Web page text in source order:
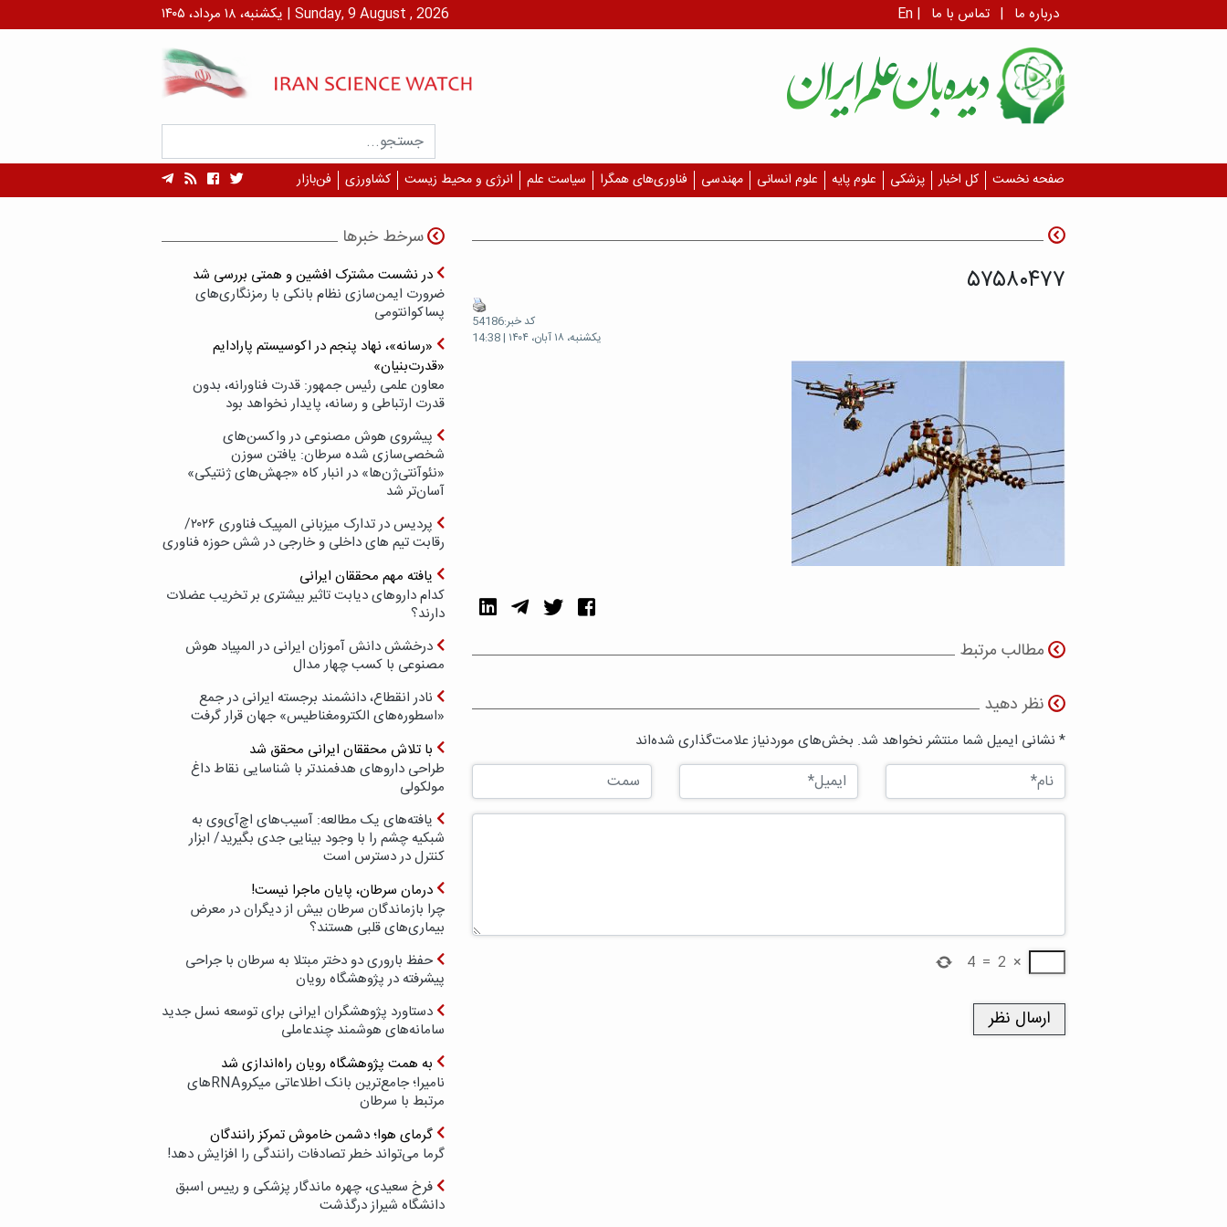
یکشنبه، ۱۸ مرداد، ۱۴۰۵ | Sunday, 9 August , 2026 En | درباره ما | تماس با ما
صفحه نخست کل اخبار پزشکی علوم پایه علوم انسانی مهندسی فناوری‌های همگرا سیاست علم انرژی و محیط زیست کشاورزی فن‌بازار
۵۷۵۸۰۴۷۷
کد خبر:54186
یکشنبه، ۱۸ آبان، ۱۴۰۴ | 14:38
مطالب مرتبط
نظر دهید
* نشانی ایمیل شما منتشر نخواهد شد. بخش‌های موردنیاز علامت‌گذاری شده‌اند
×
2
=
4
سرخط خبرها
در نشست مشترک افشین و همتی بررسی شد
ضرورت ایمن‌سازی نظام بانکی با رمزنگاری‌های
پسا‌کوانتومی
«رسانه»، نهاد پنجم در اکوسیستم پارادایم
«قدرت‌بنیان»
معاون علمی رئیس جمهور: قدرت فناورانه، بدون
قدرت ارتباطی و رسانه، پایدار نخواهد بود
پیشروی هوش مصنوعی در واکسن‌های
شخصی‌سازی شده سرطان: یافتن سوزن
«نئوآنتی‌ژن‌ها» در انبار کاه «جهش‌های ژنتیکی»
آسان‌تر شد
پردیس در تدارک میزبانی المپیک فناوری ۲۰۲۶/
رقابت تیم های داخلی و خارجی در شش حوزه فناوری
یافته مهم محققان ایرانی
کدام داروهای دیابت تاثیر بیشتری بر تخریب عضلات
دارند؟
درخشش دانش آموزان ایرانی در المپیاد هوش
مصنوعی با کسب چهار مدال
نادر انقطاع، دانشمند برجسته ایرانی در جمع
«اسطوره‌های الکترومغناطیس» جهان قرار گرفت
با تلاش محققان ایرانی محقق شد
طراحی داروهای هدفمندتر با شناسایی نقاط داغ
مولکولی
یافته‌های یک مطالعه: آسیب‌های اچ‌آی‌وی به
شبکیه چشم را با وجود بینایی جدی بگیرید/ ابزار
کنترل در دسترس است
درمان سرطان، پایان ماجرا نیست!
چرا بازماندگان سرطان بیش از دیگران در معرض
بیماری‌های قلبی هستند؟
حفظ باروری دو دختر مبتلا به سرطان با جراحی
پیشرفته در پژوهشگاه رویان
دستاورد پژوهشگران ایرانی برای توسعه نسل جدید
سامانه‌های هوشمند چندعاملی
به همت پژوهشگاه رویان راه‌اندازی شد
نامیرا؛ جامع‌ترین بانک اطلاعاتی میکروRNAهای
مرتبط با سرطان
گرمای هوا؛ دشمن خاموش تمرکز رانندگان
گرما می‌تواند خطر تصادفات رانندگی را افزایش دهد!
فرخ سعیدی، چهره ماندگار پزشکی و رییس اسبق
دانشگاه شیراز درگذشت